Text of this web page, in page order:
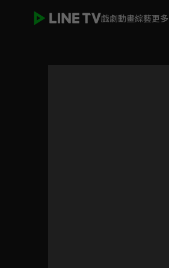
戲劇動畫綜藝更多